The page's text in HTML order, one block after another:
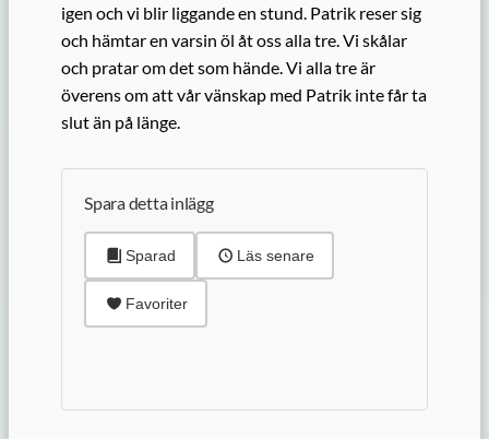
igen och vi blir liggande en stund. Patrik reser sig
och hämtar en varsin öl åt oss alla tre. Vi skålar
och pratar om det som hände. Vi alla tre är
överens om att vår vänskap med Patrik inte får ta
slut än på länge.
Spara detta inlägg
Sparad Läs senare
Favoriter